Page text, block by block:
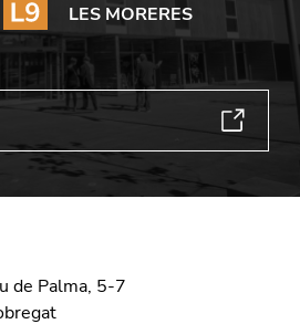
LES MORERES
de Palma, 5-7